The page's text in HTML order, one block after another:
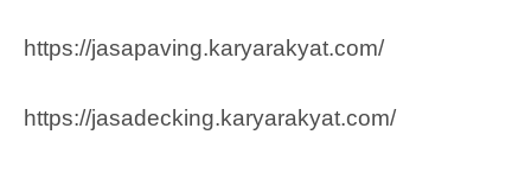
https://jasapaving.karyarakyat.com/
https://jasadecking.karyarakyat.com/